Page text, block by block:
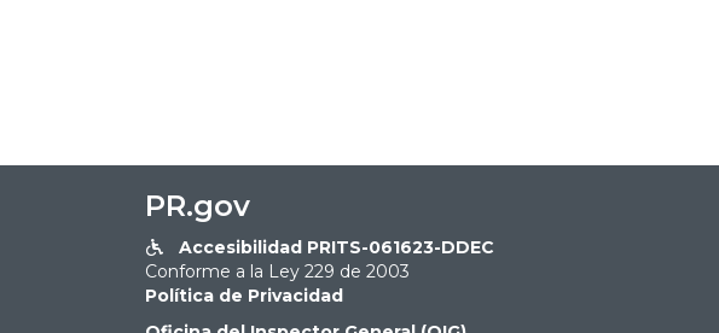
PR.gov

Accesibilidad PRITS-061623-DDEC
Conforme a la Ley 229 de 2003
Política de Privacidad